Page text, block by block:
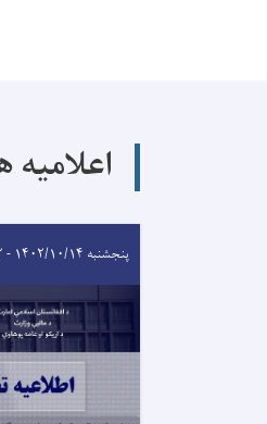
اعلامیه
پنجشنبه ۱۴۰۲/۱۰/۱۴ - ۱۰:۲۲